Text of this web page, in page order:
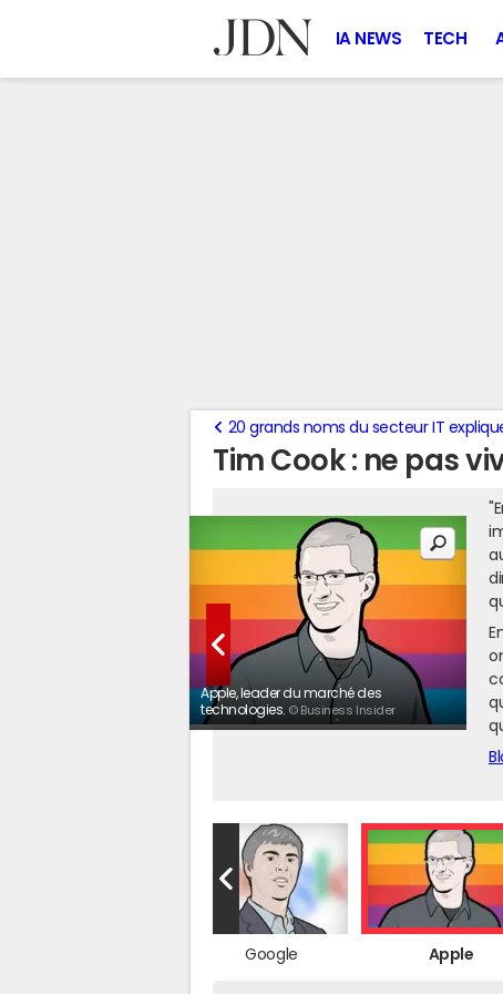
IA NEWS TECH
Tim Cook : ne pas
20 grands noms du secteur IT expliquent
Apple, leader du marché des
technologies. © Business Insider
Google Apple